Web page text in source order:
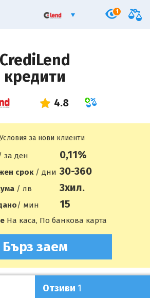
CrediLend
кредити
Условия за нови клиенти
за ден 0,11%
срок / дни 30-360
/ лв 3хил.
/ мин 15
На каса, По банкова карта
Бърз заем
Отзиви 1
1